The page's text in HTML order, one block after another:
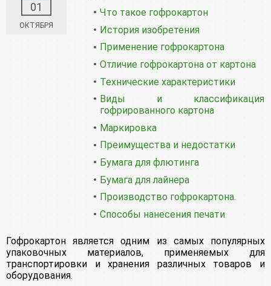
01
ОКТЯБРЯ
Что такое гофрокартон
История изобретения
Применение гофрокартона
Отличие гофрокартона от картона
Технические характеристики
Виды и классификация
гофрированного картона
Маркировка
Преимущества и недостатки
Бумага для флютинга
Бумага для лайнера
Производство гофрокартона.
Способы нанесения печати
Гофрокартон является одним из самых популярных
упаковочных материалов, применяемых для
транспортировки и хранения различных товаров и
оборудования.